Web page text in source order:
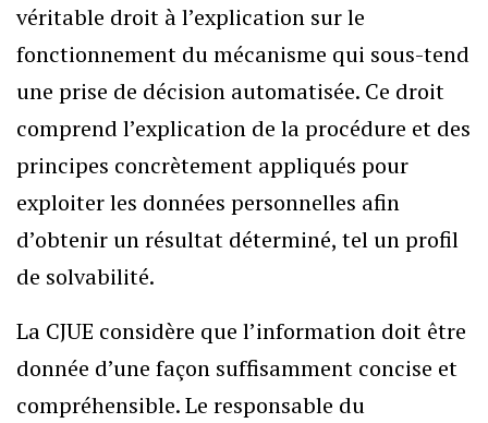
véritable droit à l’explication sur le
fonctionnement du mécanisme qui sous-tend
une prise de décision automatisée. Ce droit
comprend l’explication de la procédure et des
principes concrètement appliqués pour
exploiter les données personnelles afin
d’obtenir un résultat déterminé, tel un profil
de solvabilité.
La CJUE considère que l’information doit être
donnée d’une façon suffisamment concise et
compréhensible. Le responsable du